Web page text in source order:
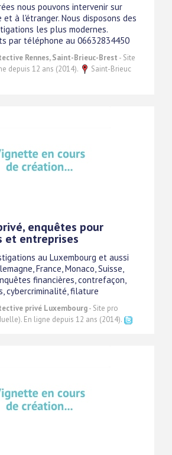
nous pouvons intervenir sur
à l'étranger. Nous disposons des
les plus modernes.
par téléphone au 06632834450
Rennes, Saint-Brieuc-Brest - Site
depuis 12 ans (2014).
Saint-Brieuc
enquêtes pour
et entreprises
au Luxembourg et aussi
France, Monaco, Suisse,
financières, contrefaçon,
cybercriminalité, filature
privé Luxembourg- Site pro
En ligne depuis 12 ans (2014).